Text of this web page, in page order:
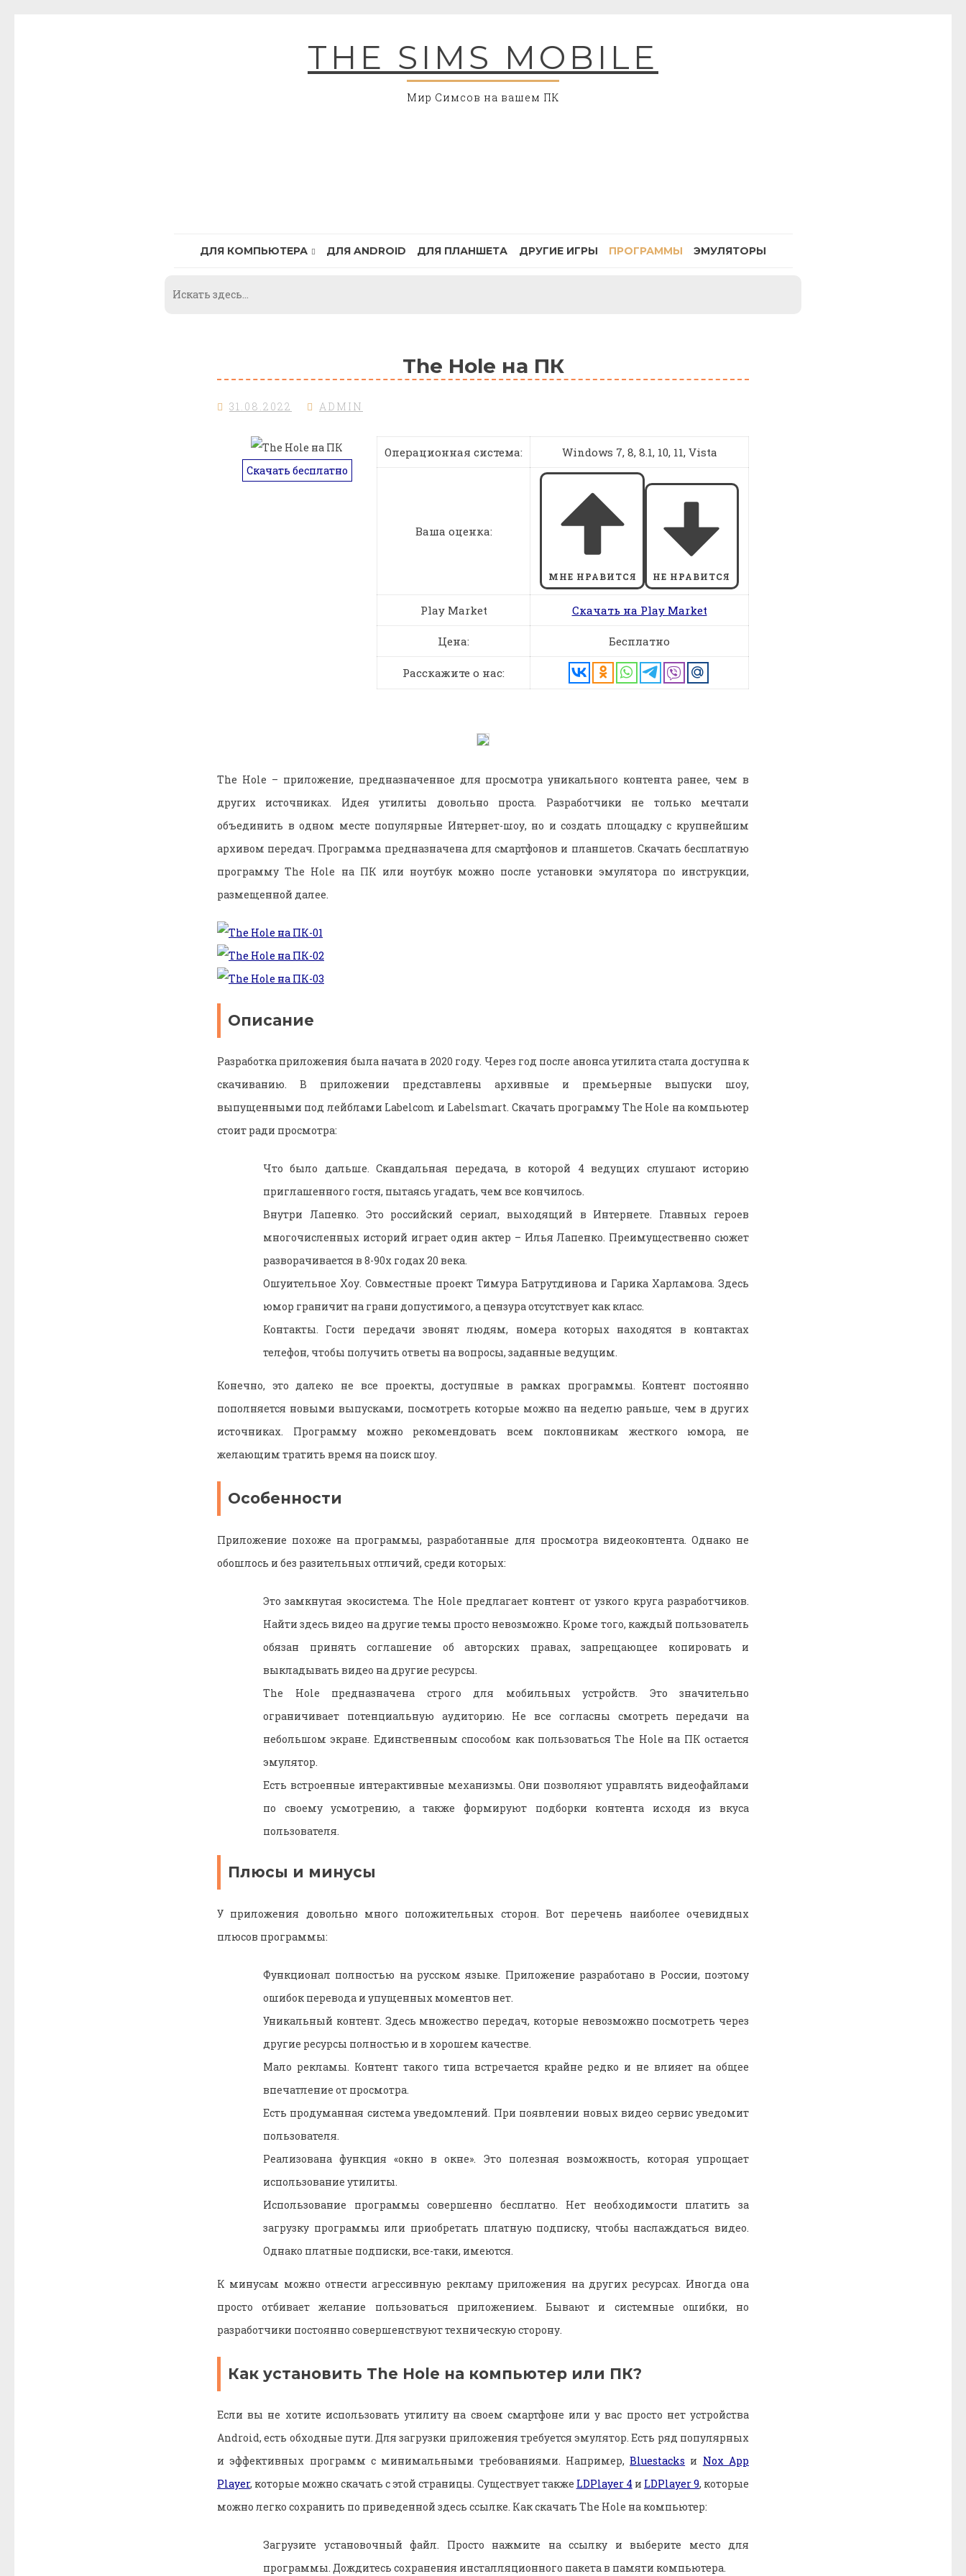
THE SIMS MOBILE
Мир Симсов на вашем ПК
ДЛЯ КОМПЬЮТЕРА ДЛЯ ANDROID ДЛЯ ПЛАНШЕТА ДРУГИЕ ИГРЫ ПРОГРАММЫ ЭМУЛЯТОРЫ
The Hole на ПК
31.08.2022 ADMIN
Скачать бесплатно
Операционная система: Windows 7, 8, 8.1, 10, 11, Vista
Ваша оценка:
МНЕ НРАВИТСЯ НЕ НРАВИТСЯ
Play Market Скачать на Play Market
Цена: Бесплатно
Расскажите о нас:
The Hole – приложение, предназначенное для просмотра уникального контента ранее, чем в
других источниках. Идея утилиты довольно проста. Разработчики не только мечтали
объединить в одном месте популярные Интернет-шоу, но и создать площадку с крупнейшим
архивом передач. Программа предназначена для смартфонов и планшетов. Скачать бесплатную
программу The Hole на ПК или ноутбук можно после установки эмулятора по инструкции,
размещенной далее.
Описание
Разработка приложения была начата в 2020 году. Через год после анонса утилита стала доступна к
скачиванию. В приложении представлены архивные и премьерные выпуски шоу,
выпущенными под лейблами Labelcom и Labelsmart. Скачать программу The Hole на компьютер
стоит ради просмотра:
Что было дальше. Скандальная передача, в которой 4 ведущих слушают историю
приглашенного гостя, пытаясь угадать, чем все кончилось.
Внутри Лапенко. Это российский сериал, выходящий в Интернете. Главных героев
многочисленных историй играет один актер – Илья Лапенко. Преимущественно сюжет
разворачивается в 8-90х годах 20 века.
Ошуительное Хоу. Совместные проект Тимура Батрутдинова и Гарика Харламова. Здесь
юмор граничит на грани допустимого, а цензура отсутствует как класс.
Контакты. Гости передачи звонят людям, номера которых находятся в контактах
телефон, чтобы получить ответы на вопросы, заданные ведущим.
Конечно, это далеко не все проекты, доступные в рамках программы. Контент постоянно
пополняется новыми выпусками, посмотреть которые можно на неделю раньше, чем в других
источниках. Программу можно рекомендовать всем поклонникам жесткого юмора, не
желающим тратить время на поиск шоу.
Особенности
Приложение похоже на программы, разработанные для просмотра видеоконтента. Однако не
обошлось и без разительных отличий, среди которых:
Это замкнутая экосистема. The Hole предлагает контент от узкого круга разработчиков.
Найти здесь видео на другие темы просто невозможно. Кроме того, каждый пользователь
обязан принять соглашение об авторских правах, запрещающее копировать и
выкладывать видео на другие ресурсы.
The Hole предназначена строго для мобильных устройств. Это значительно
ограничивает потенциальную аудиторию. Не все согласны смотреть передачи на
небольшом экране. Единственным способом как пользоваться The Hole на ПК остается
эмулятор.
Есть встроенные интерактивные механизмы. Они позволяют управлять видеофайлами
по своему усмотрению, а также формируют подборки контента исходя из вкуса
пользователя.
Плюсы и минусы
У приложения довольно много положительных сторон. Вот перечень наиболее очевидных
плюсов программы:
Функционал полностью на русском языке. Приложение разработано в России, поэтому
ошибок перевода и упущенных моментов нет.
Уникальный контент. Здесь множество передач, которые невозможно посмотреть через
другие ресурсы полностью и в хорошем качестве.
Мало рекламы. Контент такого типа встречается крайне редко и не влияет на общее
впечатление от просмотра.
Есть продуманная система уведомлений. При появлении новых видео сервис уведомит
пользователя.
Реализована функция «окно в окне». Это полезная возможность, которая упрощает
использование утилиты.
Использование программы совершенно бесплатно. Нет необходимости платить за
загрузку программы или приобретать платную подписку, чтобы наслаждаться видео.
Однако платные подписки, все-таки, имеются.
К минусам можно отнести агрессивную рекламу приложения на других ресурсах. Иногда она
просто отбивает желание пользоваться приложением. Бывают и системные ошибки, но
разработчики постоянно совершенствуют техническую сторону.
Как установить The Hole на компьютер или ПК?
Если вы не хотите использовать утилиту на своем смартфоне или у вас просто нет устройства
Android, есть обходные пути. Для загрузки приложения требуется эмулятор. Есть ряд популярных
и эффективных программ с минимальными требованиями. Например,Bluestacks и Nox App
Player, которые можно скачать с этой страницы. Существует также LDPlayer 4 и LDPlayer 9, которые
можно легко сохранить по приведенной здесь ссылке. Как скачать The Hole на компьютер:
Загрузите установочный файл. Просто нажмите на ссылку и выберите место для
программы. Дождитесь сохранения инсталляционного пакета в памяти компьютера.